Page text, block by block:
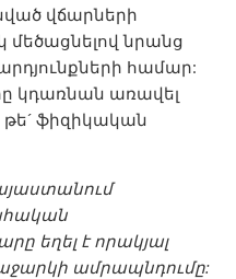
վճարների
նրանց
համար:
կդառնան առավել
ֆիզիկական
եղել է որակյալ
ամրապնդումը: